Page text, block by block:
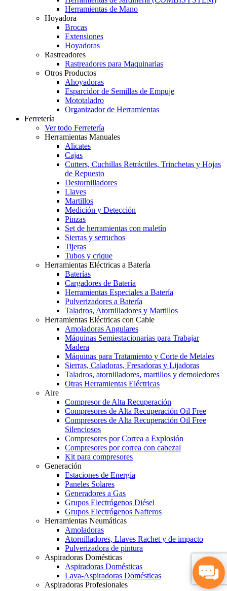
Herramientas de Mano
Hoyadora
Brocas
Extensiones
Hoyadoras
Rastreadores
Rastreadores para Maquinarias
Otros Productos
Ahoyadoras
Esparcidor de Semillas de Empuje
Mototaladro
Organizador de Herramientas
Ferretería
Ver todo Ferretería
Herramientas Manuales
Alicates
Cajas
Cutters, Cuchillas Retráctiles, Trinchetas y Hojas
de Repuesto
Destornilladores
Llaves
Martillos
Medición y Detección
Pinzas
Set de herramientas con maletín
Sierras y serruchos
Tijeras
Tubos y crique
Herramientas Eléctricas a Batería
Baterías
Cargadores de Batería
Herramientas Especiales a Batería
Pulverizadores a Batería
Taladros, Atornilladores y Martillos
Herramientas Eléctricas con Cable
Amoladoras Angulares
Máquinas Semiestacionarias para Trabajar
Madera
Máquinas para Tratamiento y Corte de Metales
Sierras, Caladoras, Fresadoras y Lijadoras
Taladros, atornilladores, martillos y demoledores
Otras Herramientas Eléctricas
Aire
Compresor de Alta Recuperación
Compresores de Alta Recuperación Oil Free
Compresores de Alta Recuperación Oil Free
Silenciosos
Compresores por Correa a Explosión
Compresores por correa con cabezal
Kit para compresores
Generación
Estaciones de Energía
Paneles Solares
Generadores a Gas
Grupos Electrógenos Diésel
Grupos Electrógenos Nafteros
Herramientas Neumáticas
Amoladoras
Atornilladores, Llaves Rachet y de impacto
Pulverizadora de pintura
Aspiradoras Domésticas
Aspiradoras Domésticas
Lava-Aspiradoras Domésticas
Aspiradoras Profesionales